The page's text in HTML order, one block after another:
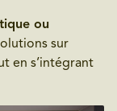
ou
sur
en s’intégrant